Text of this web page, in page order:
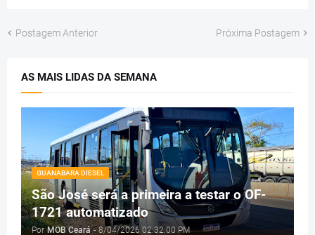
Postagem Anterior Próxima Postagem
AS MAIS LIDAS DA SEMANA
GUANABARA DIESEL
São José será a primeira a testar o OF-
1721 automatizado
Por MOB Ceará - 8/04/2026 02:32:00 PM